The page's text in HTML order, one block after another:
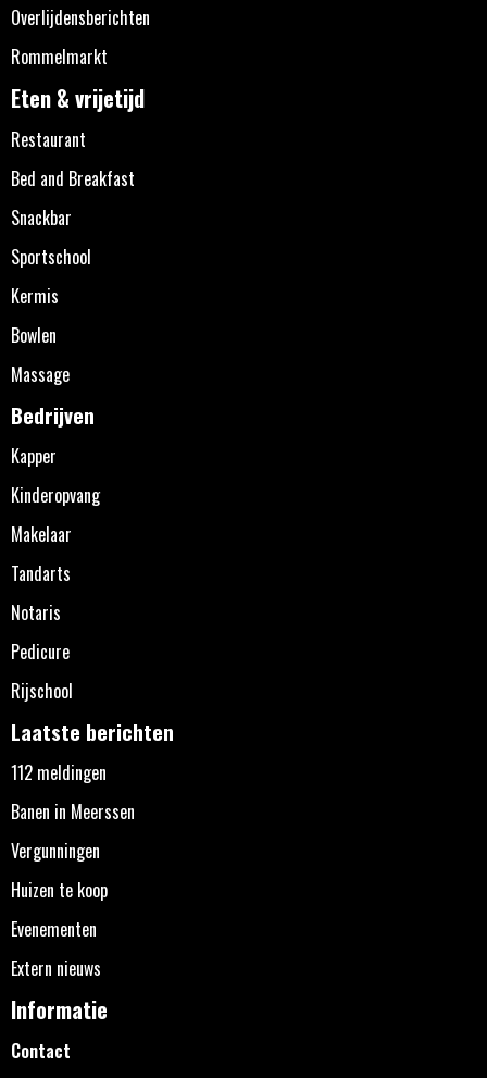
Overlijdensberichten
Rommelmarkt
Eten & vrijetijd
Restaurant
Bed and Breakfast
Snackbar
Sportschool
Kermis
Bowlen
Massage
Bedrijven
Kapper
Kinderopvang
Makelaar
Tandarts
Notaris
Pedicure
Rijschool
Laatste berichten
112 meldingen
Banen in Meerssen
Vergunningen
Huizen te koop
Evenementen
Extern nieuws
Informatie
Contact